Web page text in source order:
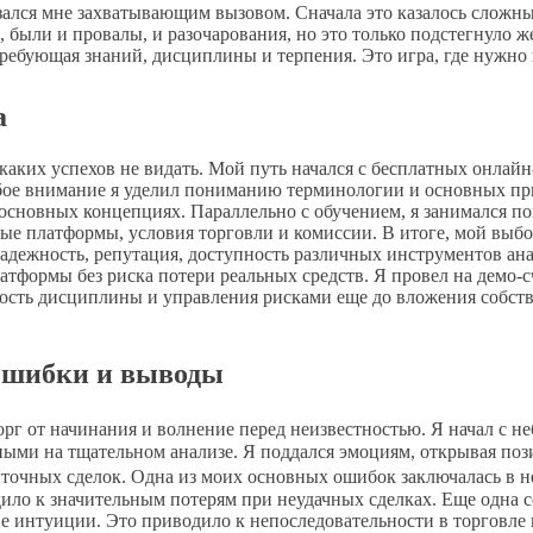
мне захватывающим вызовом. Сначала это казалось
и провалы, и разочарования, но это только подстегнуло
знаний, дисциплины и терпения. Это игра, где нужно
успехов не видать. Мой путь начался с бесплатных
внимание я уделил пониманию терминологии и основных
концепциях. Параллельно с обучением, я занимался
платформы, условия торговли и комиссии. В итоге, мой
репутация, доступность различных инструментов
без риска потери реальных средств. Я провел на
дисциплины и управления рисками еще до вложения
и выводы
от начинания и волнение перед неизвестностью. Я начал
на тщательном анализе. Я поддался эмоциям, открывая
сделок. Одна из моих основных ошибок заключалась
к значительным потерям при неудачных сделках. Еще одна
Это приводило к непоследовательности в торговле